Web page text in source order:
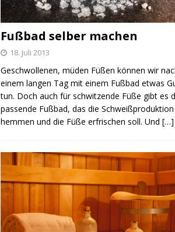
Fußbad selber machen
18. Juli 2013
Geschwollenen, müden Füßen können wir
einem langen Tag mit einem Fußbad etwas
tun. Doch auch für schwitzende Füße gibt es
passende Fußbad, das die Schweißproduktion
hemmen und die Füße erfrischen soll. Und […]